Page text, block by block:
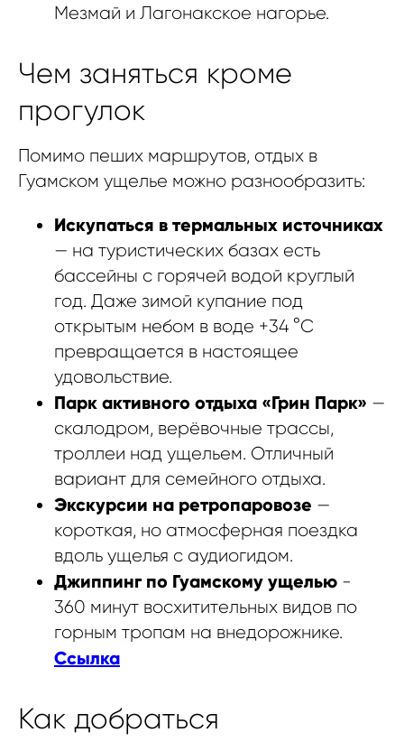
Мезмай и Лагонакское нагорье.
Чем заняться кроме
прогулок
Помимо пеших маршрутов, отдых в
Гуамском ущелье можно разнообразить:
Искупаться в термальных источниках
— на туристических базах есть
бассейны с горячей водой круглый
год. Даже зимой купание под
открытым небом в воде +34 °C
превращается в настоящее
удовольствие.
Парк активного отдыха «Грин Парк» —
скалодром, верёвочные трассы,
троллеи над ущельем. Отличный
вариант для семейного отдыха.
Экскурсии на ретропаровозе —
короткая, но атмосферная поездка
вдоль ущелья с аудиогидом.
Джиппинг по Гуамскому ущелью -
360 минут восхитительных видов по
горным тропам на внедорожнике.
Ссылка
Как добраться